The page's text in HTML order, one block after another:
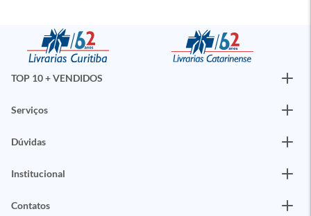
TOP 10 + VENDIDOS
Serviços
Dúvidas
Institucional
Contatos